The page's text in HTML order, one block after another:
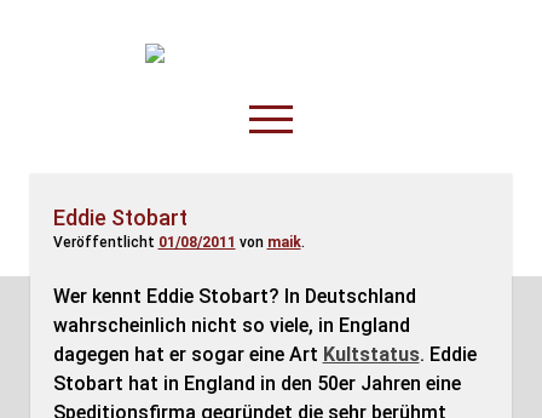
TruckOnline.de
open
menu
Anderswo
Spesenliste
Fahrer
Disposition
Eddie Stobart
Veröffentlicht 01/08/2011 von maik.
Wer kennt Eddie Stobart? In Deutschland
wahrscheinlich nicht so viele, in England
dagegen hat er sogar eine Art Kultstatus. Eddie
Stobart hat in England in den 50er Jahren eine
Speditionsfirma gegründet die sehr berühmt